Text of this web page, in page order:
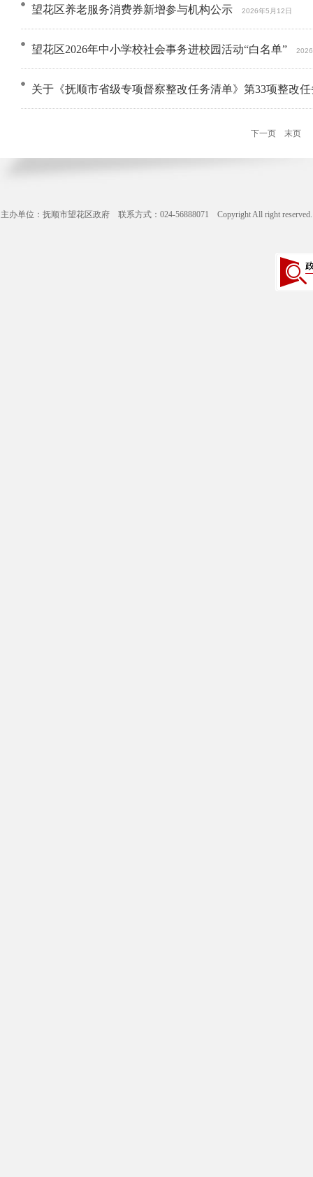
望花区养老服务消费券新增参与机构公示 2026年5月12日
望花区2026年中小学校社会事务进校园活动“白名单”
关于《抚顺市省级专项督察整改任务清单》第33项整改
下一页 末页
主办单位：抚顺市望花区政府 联系方式：024-56888071 Copyright All right